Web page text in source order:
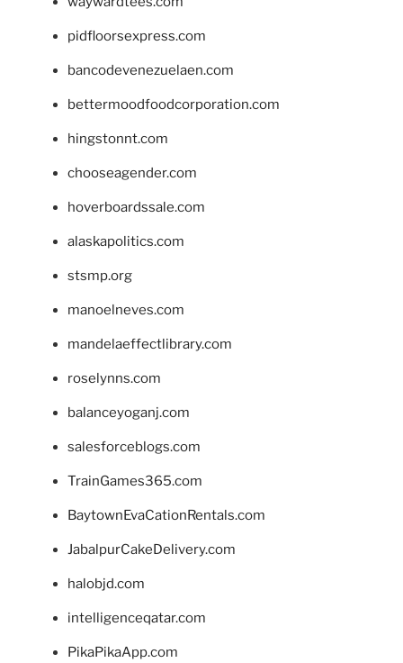
pidfloorsexpress.com
bancodevenezuelaen.com
bettermoodfoodcorporation.com
hingstonnt.com
chooseagender.com
hoverboardssale.com
alaskapolitics.com
stsmp.org
manoelneves.com
mandelaeffectlibrary.com
roselynns.com
balanceyoganj.com
salesforceblogs.com
TrainGames365.com
BaytownEvaCationRentals.com
JabalpurCakeDelivery.com
halobjd.com
intelligenceqatar.com
PikaPikaApp.com